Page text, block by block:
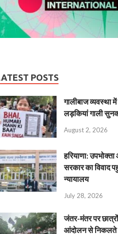
POSTS
गालीबाज व्‍यवस्‍था में
लड़कियां गाली
August 2, 2026
हरियाणा:
सरकार का विवाद
न्यायालय
July 28, 2026
जंतर-मंतर पर
आंदोलन से